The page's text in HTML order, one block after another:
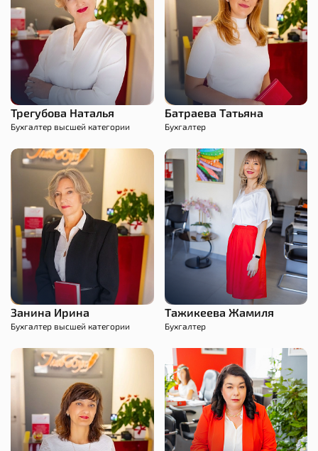
Трегубова Наталья
Бухгалтер высшей категории
Батраева Татьяна
Бухгалтер
Занина Ирина
Бухгалтер высшей категории
Тажикеева Жамиля
Бухгалтер